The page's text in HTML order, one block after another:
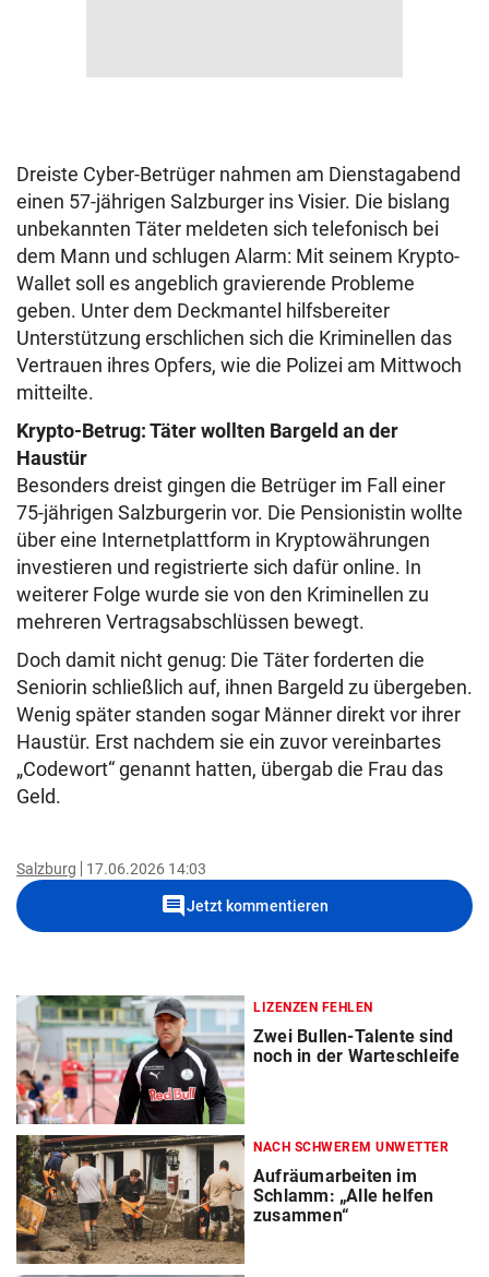
Dreiste Cyber-Betrüger nahmen am Dienstagabend
einen 57-jährigen Salzburger ins Visier. Die bislang
unbekannten Täter meldeten sich telefonisch bei
dem Mann und schlugen Alarm: Mit seinem Krypto-
Wallet soll es angeblich gravierende Probleme
geben. Unter dem Deckmantel hilfsbereiter
Unterstützung erschlichen sich die Kriminellen das
Vertrauen ihres Opfers, wie die Polizei am Mittwoch
mitteilte.
Krypto-Betrug: Täter wollten Bargeld an der
Haustür
Besonders dreist gingen die Betrüger im Fall einer
75-jährigen Salzburgerin vor. Die Pensionistin wollte
über eine Internetplattform in Kryptowährungen
investieren und registrierte sich dafür online. In
weiterer Folge wurde sie von den Kriminellen zu
mehreren Vertragsabschlüssen bewegt.
Doch damit nicht genug: Die Täter forderten die
Seniorin schließlich auf, ihnen Bargeld zu übergeben.
Wenig später standen sogar Männer direkt vor ihrer
Haustür. Erst nachdem sie ein zuvor vereinbartes
„Codewort“ genannt hatten, übergab die Frau das
Geld.
Salzburg 17.06.2026 14:03
commentJetzt kommentieren
LIZENZEN FEHLEN
Zwei Bullen-Talente sind
noch in der Warteschleife
NACH SCHWEREM UNWETTER
Aufräumarbeiten im
Schlamm: „Alle helfen
zusammen“